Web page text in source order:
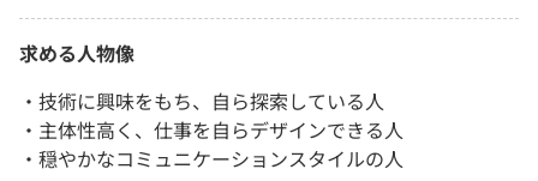
求める人物像
・技術に興味をもち、自ら探索している人
・主体性高く、仕事を自らデザインできる人
・穏やかなコミュニケーションスタイルの人